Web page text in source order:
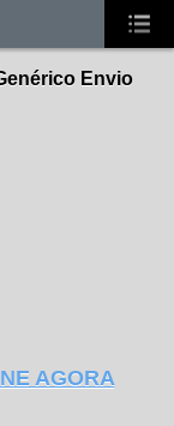
Envio
AGORA